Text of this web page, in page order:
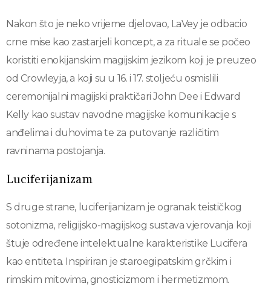
Nakon što je neko vrijeme djelovao, LaVey je odbacio
crne mise kao zastarjeli koncept, a za rituale se počeo
koristiti enokijanskim magijskim jezikom koji je preuzeo
od Crowleyja, a koji su u 16. i 17. stoljeću osmislili
ceremonijalni magijski praktičari John Dee i Edward
Kelly kao sustav navodne magijske komunikacije s
anđelima i duhovima te za putovanje različitim
ravninama postojanja.
Luciferijanizam
S druge strane, luciferijanizam je ogranak teističkog
sotonizma, religijsko-magijskog sustava vjerovanja koji
štuje određene intelektualne karakteristike Lucifera
kao entiteta. Inspiriran je staroegipatskim grčkim i
rimskim mitovima, gnosticizmom i hermetizmom.